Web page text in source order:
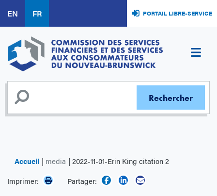
au
contenu
principal
EN FR PORTAIL LIBRE-SERVICE
Accueil media
2022-11-01-Erin King citation 2
Imprimer:
Partager: